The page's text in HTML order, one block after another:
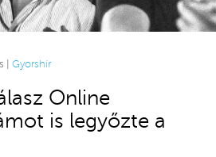
| Gyorshír
Online
is legyőzte a